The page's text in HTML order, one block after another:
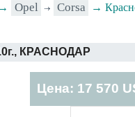
→ Opel Corsa
→
КРАСНОДАР
Цена: 17 570